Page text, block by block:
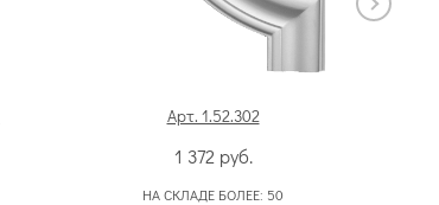
Арт. 1.52.302
1 372 руб.
НА СКЛАДЕ БОЛЕЕ: 50